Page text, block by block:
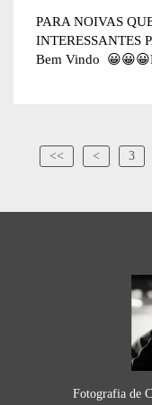
PARA NOIVAS
INTERESSANTES
Bem Vindo
<< < 3
Fotografia de